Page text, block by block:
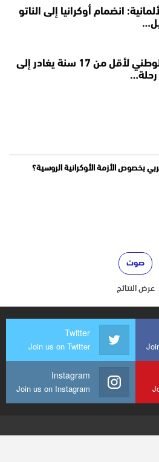
انضمام أوكرانيا إلى الناتو
المنتخب الوطني لأقل من 17 سنة يغادر إلى
رحلة…
بخصوص الأزمة الأوكرانية الروسية؟
عرض النتائج
Twitter
Join us on Twitter
Instagram
Join us on Instagram